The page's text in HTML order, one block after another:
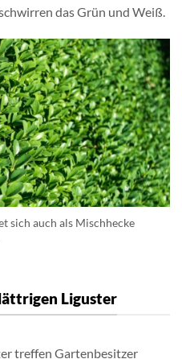
das Grün und Weiß.
sich auch als Mischhecke
Liguster
treffen Gartenbesitzer